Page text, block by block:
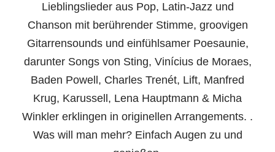
Lieblingslieder aus Pop, Latin-Jazz und
Chanson mit berührender Stimme, groovigen
Gitarrensounds und einfühlsamer Poesaunie,
darunter Songs von Sting, Vinícius de Moraes,
Baden Powell, Charles Trenét, Lift, Manfred
Krug, Karussell, Lena Hauptmann & Micha
Winkler erklingen in originellen Arrangements. .
Was will man mehr? Einfach Augen zu und